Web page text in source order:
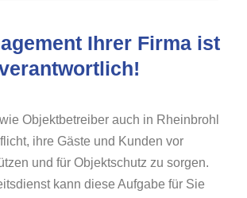
Ihrer Firma ist
Objektbetreiber auch in Rheinbrohl
ihre Gäste und Kunden vor
und für Objektschutz zu sorgen.
kann diese Aufgabe für Sie